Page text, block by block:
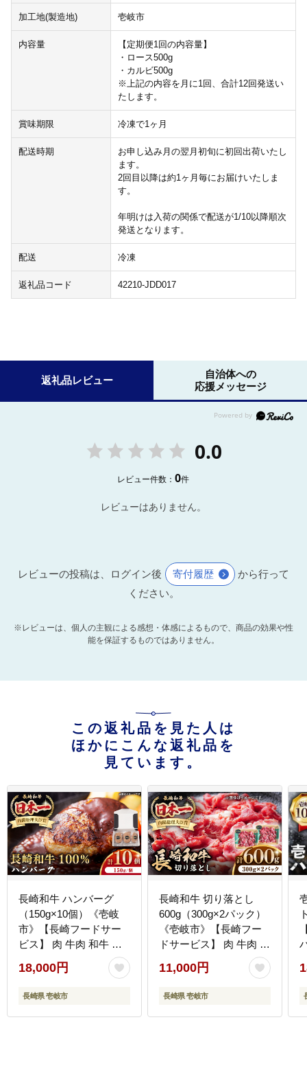
加工地(製造地) 壱岐市
内容量
【定期便1回の内容量】
・ロース500g
・カルビ500g
※上記の内容を月に1回、合計12回発送い
たします。
賞味期限 冷凍で1ヶ月
配送時期
お申し込み月の翌月初旬に初回出荷いたし
ます。
2回目以降は約1ヶ月毎にお届けいたしま
す。
年明けは入荷の関係で配送が1/10以降順次
発送となります。
配送 冷凍
返礼品コード 42210-JDD017
返礼品レビュー
自治体への
応援メッセージ
0.0
レビュー件数：0件
レビューはありません。
レビューの投稿は、ログイン後 寄付履歴
から行って
ください。
※レビューは、個人の主観による感想・体感によるもので、商品の効果や性
能を保証するものではありません。
この返礼品を見た人は
ほかにこんな返礼品を
見ています。
長崎和牛 ハンバーグ
（150g×10個）《壱岐
市》【長崎フードサー
ビス】 肉 牛肉 和牛 惣
菜 加工品 冷凍配送
18000 18000円 [JEP006]
18,000円
長崎県 壱岐市
長崎和牛 切り落とし
600g（300g×2パック）
《壱岐市》【長崎フー
ドサービス】 肉 牛肉 赤
身 小分け 国産 切落し
切り落し 冷凍配送
11000 11000円 [JEP008]
11,000円
長崎県 壱岐市